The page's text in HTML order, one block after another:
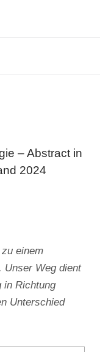
– Abstract in
2024
einem
Unser Weg dient
in Richtung
Unterschied